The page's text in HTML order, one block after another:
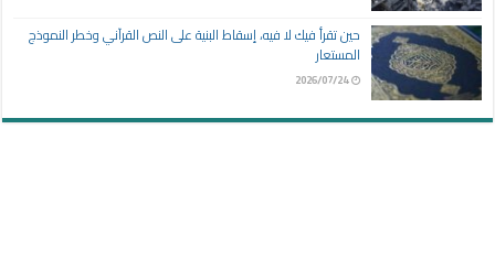
حين تقرأ فيك لا فيه، إسقاط البنية على النص القرآني وخطر النموذج
المستعار
2026/07/24